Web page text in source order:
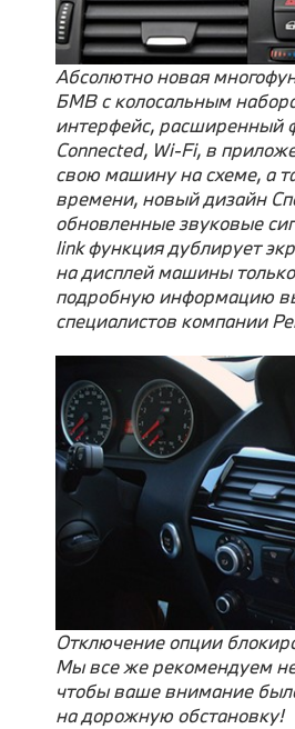
Абсолютно новая
БМВ с колосальным
интерфейс, расширенный
Connected, Wi-Fi, в
свою машину на схеме, а
времени, новый дизайн
обновленные звуковые
link функция дублирует
на дисплей машины
подробную информацию
специалистов компании
Отключение опции
Мы все же рекомендуем
чтобы ваше внимание
на дорожную обстановку!